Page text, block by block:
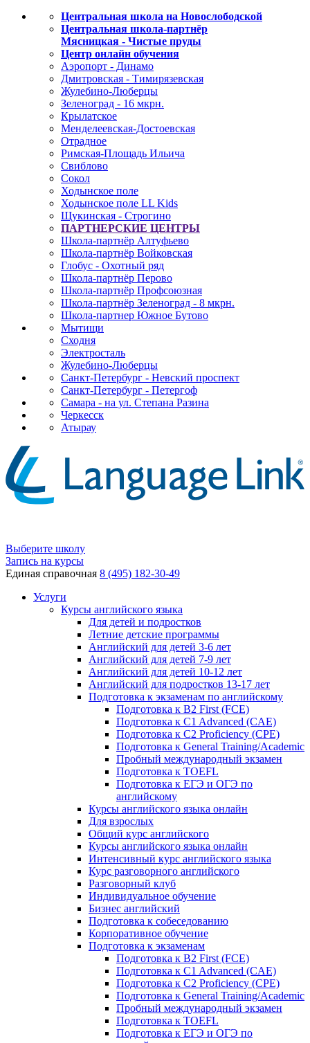
Центральная школа на Новослободской
Центральная школа-партнёр
Мясницкая - Чистые пруды
Центр онлайн обучения
Аэропорт - Динамо
Дмитровская - Тимирязевская
Жулебино-Люберцы
Зеленоград - 16 мкрн.
Крылатское
Менделеевская-Достоевская
Отрадное
Римская-Площадь Ильича
Свиблово
Сокол
Ходынское поле
Ходынское поле LL Kids
Щукинская - Строгино
ПАРТНЕРСКИЕ ЦЕНТРЫ
Школа-партнёр Алтуфьево
Школа-партнёр Войковская
Глобус - Охотный ряд
Школа-партнёр Перово
Школа-партнёр Профсоюзная
Школа-партнёр Зеленоград - 8 мкрн.
Школа-партнер Южное Бутово
Мытищи
Сходня
Электросталь
Жулебино-Люберцы
Санкт-Петербург - Невский проспект
Санкт-Петербург - Петергоф
Самара - на ул. Степана Разина
Черкесск
Атырау
Выберите школу
Запись на курсы
Единая справочная 8 (495) 182-30-49
Услуги
Курсы английского языка
Для детей и подростков
Летние детские программы
Английский для детей 3-6 лет
Английский для детей 7-9 лет
Английский для детей 10-12 лет
Английский для подростков 13-17 лет
Подготовка к экзаменам по английскому
Подготовка к B2 First (FCE)
Подготовка к C1 Advanced (CAE)
Подготовка к C2 Proficiency (CPE)
Подготовка к General Training/Academic
Пробный международный экзамен
Подготовка к TOEFL
Подготовка к ЕГЭ и ОГЭ по
английскому
Курсы английского языка онлайн
Для взрослых
Общий курс английского
Курсы английского языка онлайн
Интенсивный курс английского языка
Курс разговорного английского
Разговорный клуб
Индивидуальное обучение
Бизнес английский
Подготовка к собеседованию
Корпоративное обучение
Подготовка к экзаменам
Подготовка к B2 First (FCE)
Подготовка к C1 Advanced (CAE)
Подготовка к C2 Proficiency (CPE)
Подготовка к General Training/Academic
Пробный международный экзамен
Подготовка к TOEFL
Подготовка к ЕГЭ и ОГЭ по